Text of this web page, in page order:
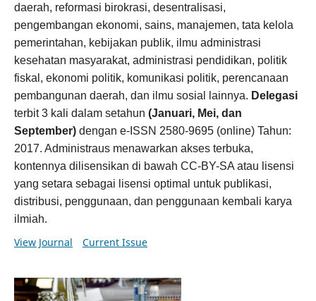
daerah, reformasi birokrasi, desentralisasi,
pengembangan ekonomi, sains, manajemen, tata kelola
pemerintahan, kebijakan publik, ilmu administrasi
kesehatan masyarakat, administrasi pendidikan, politik
fiskal, ekonomi politik, komunikasi politik, perencanaan
pembangunan daerah, dan ilmu sosial lainnya. Delegasi
terbit 3 kali dalam setahun (Januari, Mei, dan
September)dengan e-ISSN 2580-9695 (online) Tahun:
2017. Administraus menawarkan akses terbuka,
kontennya dilisensikan di bawah CC-BY-SA atau lisensi
yang setara sebagai lisensi optimal untuk publikasi,
distribusi, penggunaan, dan penggunaan kembali karya
ilmiah.
View Journal Current Issue